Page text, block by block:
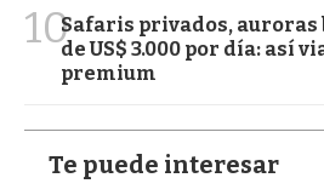
10Safaris privados, auroras
de US$ 3.000 por día: así
premium
Te puede interesar